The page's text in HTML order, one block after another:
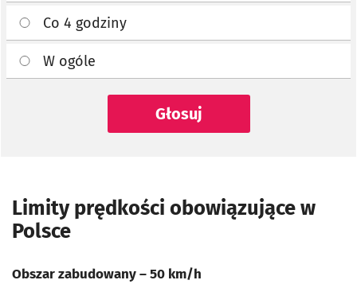
Co 4 godziny
W ogóle
Głosuj
Limity prędkości obowiązujące w
Polsce
Obszar zabudowany – 50 km/h